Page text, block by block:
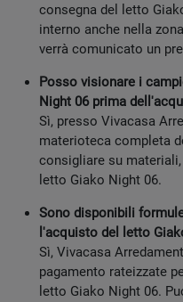
consegna del letto
interno anche nella
verrà comunicato un
Posso visionare i
Night 06 prima
Sì, presso Vivacasa
materioteca completa
consigliare su
letto Giako Night 06.
Sono disponibili
l'acquisto del letto
Sì, Vivacasa
pagamento rateizzate
letto Giako Night 06.